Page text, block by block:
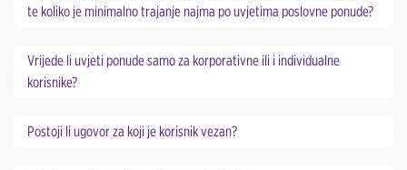
te koliko je minimalno trajanje najma po uvjetima poslovne ponude?
Vrijede li uvjeti ponude samo za korporativne ili i individualne
korisnike?
Postoji li ugovor za koji je korisnik vezan?